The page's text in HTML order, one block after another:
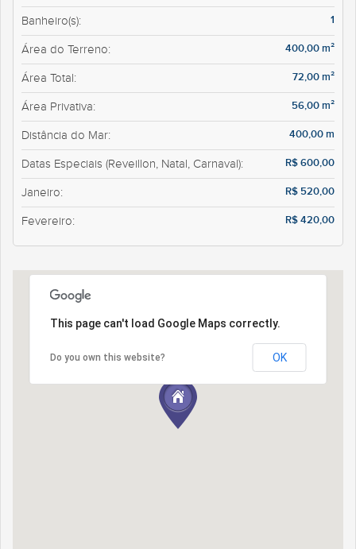
Banheiro(s): 1
Área do Terreno: 400,00 m²
Área Total: 72,00 m²
Área Privativa: 56,00 m²
Distância do Mar: 400,00 m
Datas Especiais (Reveillon, Natal, Carnaval): R$ 600,00
Janeiro: R$ 520,00
Fevereiro: R$ 420,00
This page can't load Google Maps correctly.
Do you own this website? OK